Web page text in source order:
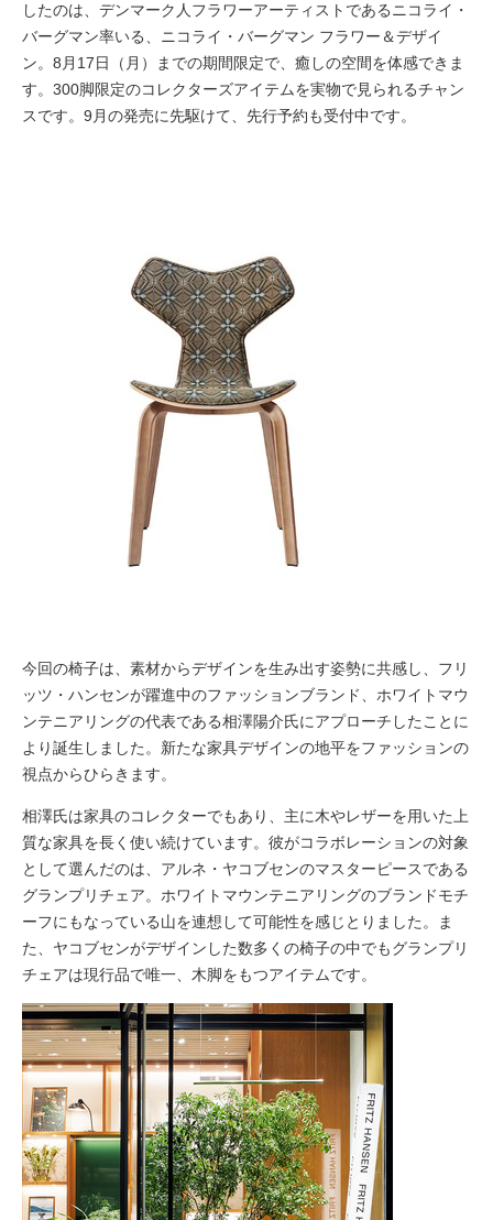
したのは、デンマーク人フラワーアーティストであるニコライ・
バーグマン率いる、ニコライ・バーグマン フラワー＆デザイ
ン。8月17日（月）までの期間限定で、癒しの空間を体感できま
す。300脚限定のコレクターズアイテムを実物で見られるチャン
スです。9月の発売に先駆けて、先行予約も受付中です。
今回の椅子は、素材からデザインを生み出す姿勢に共感し、フリ
ッツ・ハンセンが躍進中のファッションブランド、ホワイトマウ
ンテニアリングの代表である相澤陽介氏にアプローチしたことに
より誕生しました。新たな家具デザインの地平をファッションの
視点からひらきます。
相澤氏は家具のコレクターでもあり、主に木やレザーを用いた上
質な家具を長く使い続けています。彼がコラボレーションの対象
として選んだのは、アルネ・ヤコブセンのマスターピースである
グランプリチェア。ホワイトマウンテニアリングのブランドモチ
ーフにもなっている山を連想して可能性を感じとりました。ま
た、ヤコブセンがデザインした数多くの椅子の中でもグランプリ
チェアは現行品で唯一、木脚をもつアイテムです。